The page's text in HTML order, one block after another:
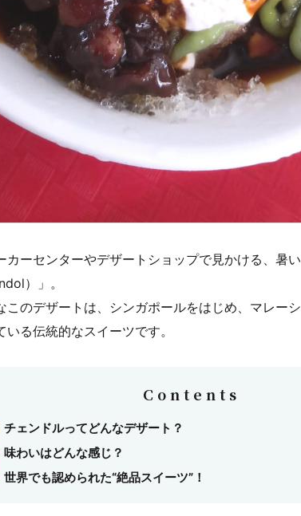
カーセンターやデザートショップで見かける、暑
）」。
このデザートは、シンガポールをはじめ、マレー
る伝統的なスイーツです。
Contents
チェンドルってどんなデザート？
味わいはどんな感じ？
世界でも認められた“絶品スイーツ”！